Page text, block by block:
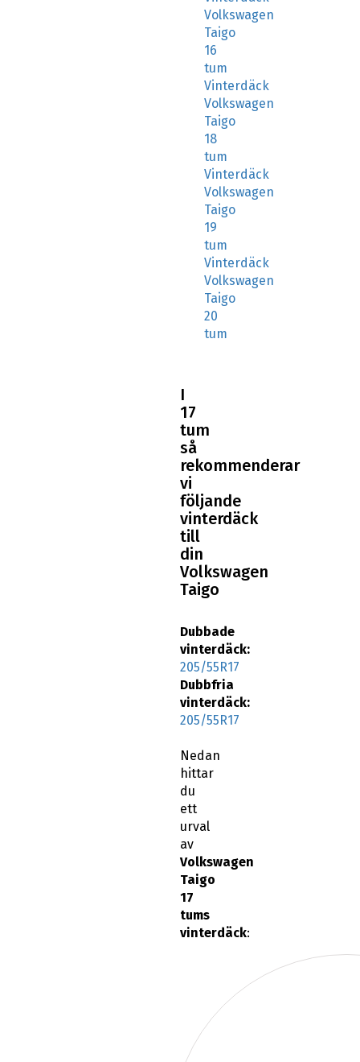
Volkswagen
Taigo
16
tum
Vinterdäck
Volkswagen
Taigo
18
tum
Vinterdäck
Volkswagen
Taigo
19
tum
Vinterdäck
Volkswagen
Taigo
20
tum
I
17
tum
så
rekommenderar
vi
följande
vinterdäck
till
din
Volkswagen
Taigo
Dubbade
vinterdäck:
205/55R17
Dubbfria
vinterdäck:
205/55R17
Nedan
hittar
du
ett
urval
av
Volkswagen
Taigo
17
tums
vinterdäck: